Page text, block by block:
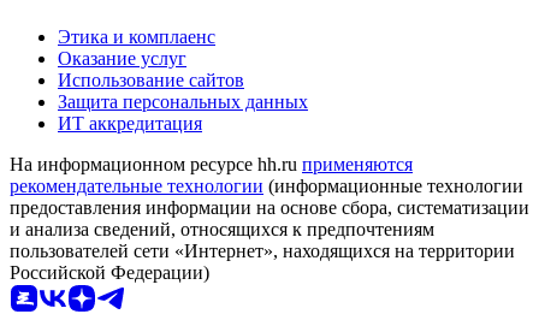
Этика и комплаенс
Оказание услуг
Использование сайтов
Защита персональных данных
ИТ аккредитация
На информационном ресурсе hh.ru применяются
рекомендательные технологии (информационные технологии
предоставления информации на основе сбора, систематизации
и анализа сведений, относящихся к предпочтениям
пользователей сети «Интернет», находящихся на территории
Российской Федерации)